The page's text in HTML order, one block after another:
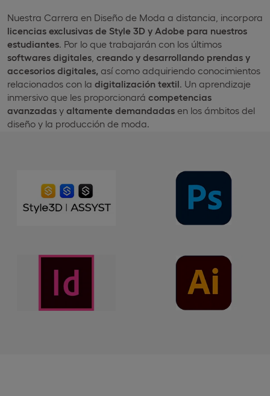
Nuestra Carrera en Diseño de Moda a distancia, incorpora
licencias exclusivas de Style 3D y Adobe para nuestros
estudiantes . Por lo que trabajarán con los últimos
softwares digitales creando y desarrollando prendas y
accesorios digitales, así como adquiriendo conocimientos
relacionados con la digitalización textil . Un aprendizaje
inmersivo que les proporcionará competencias
avanzadas y altamente demandadas en los ámbitos del
diseño y la producción de moda.